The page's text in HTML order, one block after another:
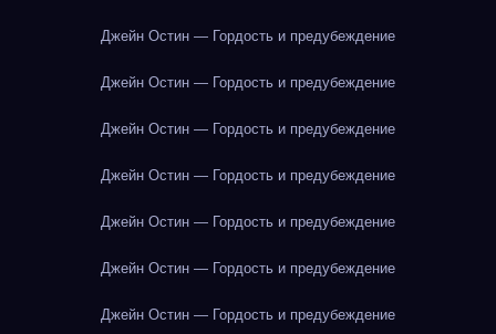
Джейн Остин — Гордость и предубеждение
Джейн Остин — Гордость и предубеждение
Джейн Остин — Гордость и предубеждение
Джейн Остин — Гордость и предубеждение
Джейн Остин — Гордость и предубеждение
Джейн Остин — Гордость и предубеждение
Джейн Остин — Гордость и предубеждение